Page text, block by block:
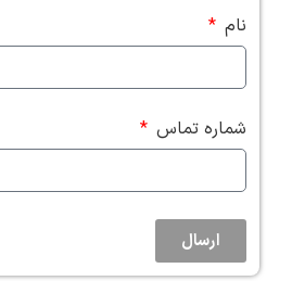
نام
شماره تماس
ارسال